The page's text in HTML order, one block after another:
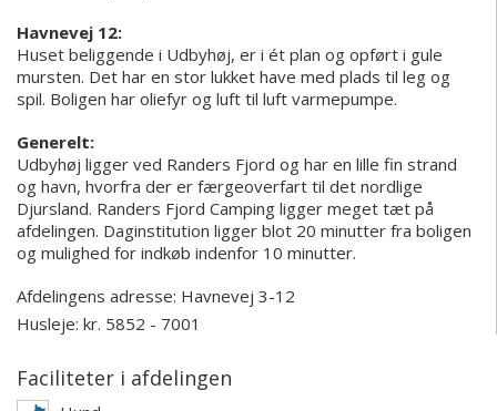
Havnevej 12:
Huset beliggende i Udbyhøj, er i ét plan og opført i gule
mursten. Det har en stor lukket have med plads til leg og
spil. Boligen har oliefyr og luft til luft varmepumpe.
Generelt:
Udbyhøj ligger ved Randers Fjord og har en lille fin strand
og havn, hvorfra der er færgeoverfart til det nordlige
Djursland. Randers Fjord Camping ligger meget tæt på
afdelingen. Daginstitution ligger blot 20 minutter fra boligen
og mulighed for indkøb indenfor 10 minutter.
Afdelingens adresse: Havnevej 3-12
Husleje: kr. 5852 - 7001
Faciliteter i afdelingen